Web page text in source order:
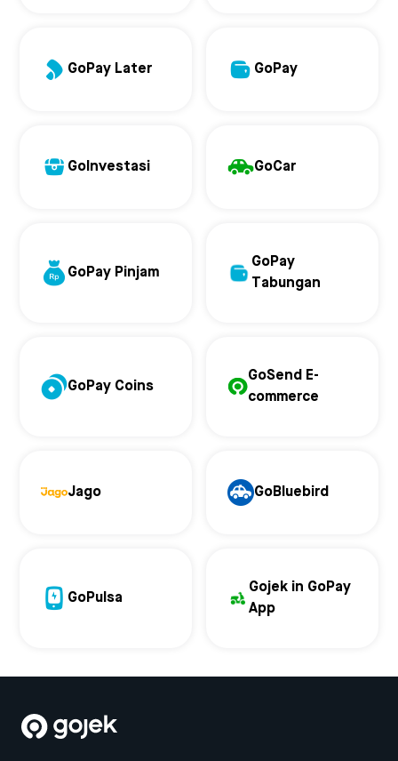
GoPay Later GoPay
GoInvestasi GoCar
GoPay Pinjam
GoPay
Tabungan
GoPay Coins
GoSend E-
commerce
Jago GoBluebird
GoPulsa
Gojek in GoPay
App